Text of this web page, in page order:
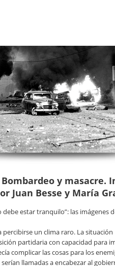
y masacre.
Juan Besse y María
estar tranquilo”: las imágenes
percibirse un clima raro. La
partidaria con capacidad para
complicar las cosas para los
llamadas a encabezar al